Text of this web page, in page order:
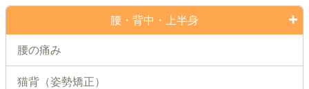
腰・背中・上半身
腰の痛み
猫背（姿勢矯正）